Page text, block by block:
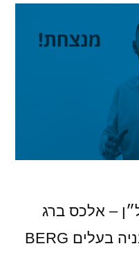
– אלכס ברג
מנהל פרויקטים ומפקח בניה בעלים BERG